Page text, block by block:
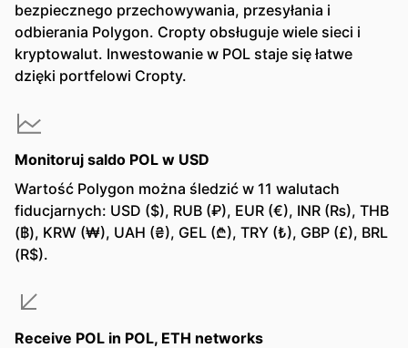
bezpiecznego przechowywania, przesyłania i
odbierania Polygon. Cropty obsługuje wiele sieci i
kryptowalut. Inwestowanie w POL staje się łatwe
dzięki portfelowi Cropty.
Monitoruj saldo POL w USD
Wartość Polygon można śledzić w 11 walutach
fiducjarnych: USD ($), RUB (₽), EUR (€), INR (₨), THB
(฿), KRW (₩), UAH (₴), GEL (₾), TRY (₺), GBP (£), BRL
(R$).
Receive POL in POL, ETH networks